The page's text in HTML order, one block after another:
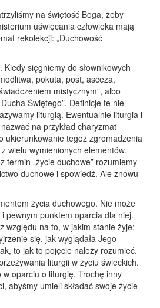
na świętość Boga, żeby
uświęcania człowieka mają
rekolekcji: „Duchowość
sięgniemy do słownikowych
pokuta, post, asceza,
mistycznym”, albo
Świętego”. Definicje te nie
liturgią. Ewentualnie liturgia i
na przykład charyzmat
ukierunkowanie tegoż zgromadzenia
wielu wymienionych elementów.
termin „życie duchowe” rozumiemy
duchowe i spowiedź. Ale znowu
życia duchowego. Nie może
pewnym punktem oparcia dla niej.
względu na to, w jakim stanie żyje:
się, jak wyglądała Jego
to jak to pojęcie należy rozumieć.
liturgii w życiu świeckich.
oparciu o liturgię. Trochę inny
abyśmy umieli składać swoje życie